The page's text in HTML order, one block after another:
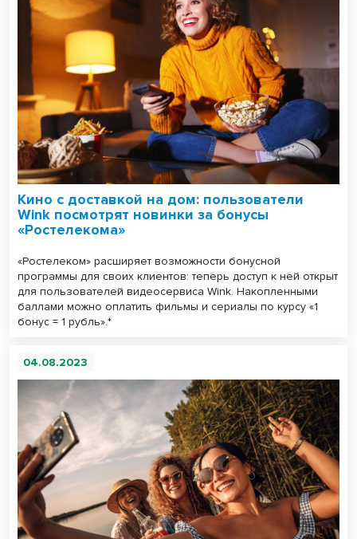
Кино с доставкой на дом: пользователи
Wink посмотрят новинки за бонусы
«Ростелекома»
«Ростелеком» расширяет возможности бонусной
программы для своих клиентов: теперь доступ к ней открыт
для пользователей видеосервиса Wink. Накопленными
баллами можно оплатить фильмы и сериалы по курсу «1
бонус = 1 рубль».*
04.08.2023